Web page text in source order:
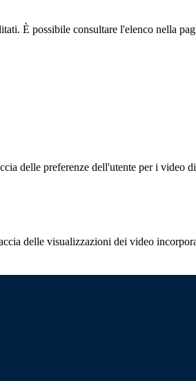
È possibile consultare l'elenco nella
delle preferenze dell'utente per i
delle visualizzazioni dei video